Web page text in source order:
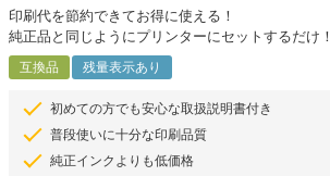
印刷代を節約できてお得に使える！
純正品と同じようにプリンターにセットするだけ！
互換品 残量表示あり
初めての方でも安心な取扱説明書付き
普段使いに十分な印刷品質
純正インクよりも低価格